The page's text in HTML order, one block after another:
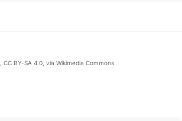
, CC BY-SA 4.0, via Wikimedia Commons